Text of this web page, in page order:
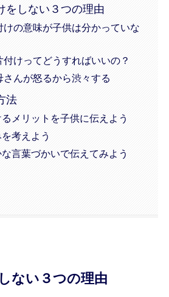
をしない３つの理由
けの意味が子供は分かっていな
付けってどうすればいいの？
さんが怒るから渋々する
法
メリットを子供に伝えよう
考えよう
言葉づかいで伝えてみよう
ない３つの理由